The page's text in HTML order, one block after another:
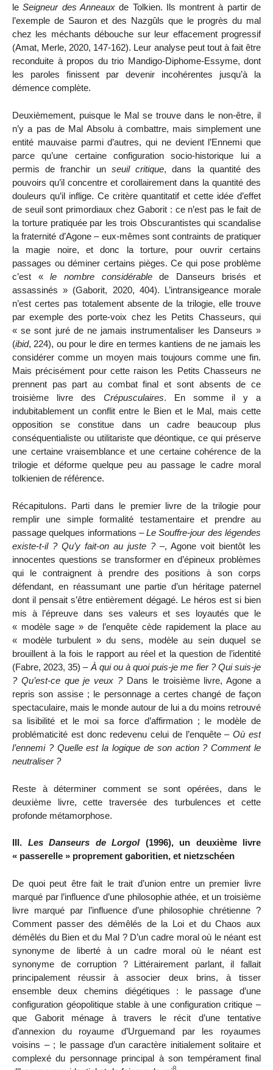
leSeigneur des Anneauxde Tolkien. Ils montrent à partir de
l’exemple de Sauron et des Nazgûls que le progrès du mal
chez les méchants débouche sur leur effacement progressif
(Amat, Merle, 2020, 147-162). Leur analyse peut tout à fait être
reconduite à propos du trio Mandigo-Diphome-Essyme, dont
les paroles finissent par devenir incohérentes jusqu’à la
démence complète.
Deuxièmement, puisque le Mal se trouve dans le non-être, il
n’y a pas de Mal Absolu à combattre, mais simplement une
entité mauvaise parmi d’autres, qui ne devient l’Ennemi que
parce qu’une certaine configuration socio-historique lui a
permis de franchir un seuil critique, dans la quantité des
pouvoirs qu’il concentre et corollairement dans la quantité des
douleurs qu’il inflige. Ce critère quantitatif et cette idée d’effet
de seuil sont primordiaux chez Gaborit : ce n’est pas le fait de
la torture pratiquée par les trois Obscurantistes qui scandalise
la fraternité d’Agone – eux-mêmes sont contraints de pratiquer
la magie noire, et donc la torture, pour ouvrir certains
passages ou déminer certains pièges. Ce qui pose problème
c’est «le nombre considérablede Danseurs brisés et
assassinés » (Gaborit, 2020, 404). L’intransigeance morale
n’est certes pas totalement absente de la trilogie, elle trouve
par exemple des porte-voix chez les Petits Chasseurs, qui
« se sont juré de ne jamais instrumentaliser les Danseurs »
(ibid, 224), ou pour le dire en termes kantiens de ne jamais les
considérer comme un moyen mais toujours comme une fin.
Mais précisément pour cette raison les Petits Chasseurs ne
prennent pas part au combat final et sont absents de ce
troisième livre des Crépusculaires. En somme il y a
indubitablement un conflit entre le Bien et le Mal, mais cette
opposition se constitue dans un cadre beaucoup plus
conséquentialiste ou utilitariste que déontique, ce qui préserve
une certaine vraisemblance et une certaine cohérence de la
trilogie et déforme quelque peu au passage le cadre moral
tolkienien de référence.
Récapitulons. Parti dans le premier livre de la trilogie pour
remplir une simple formalité testamentaire et prendre au
passage quelques informations –Le Souffre-jour des légendes
existe-t-il ? Qu’y fait-on au juste ?–, Agone voit bientôt les
innocentes questions se transformer en d’épineux problèmes
qui le contraignent à prendre des positions à son corps
défendant, en réassumant une partie d’un héritage paternel
dont il pensait s’être entièrement dégagé. Le héros est si bien
mis à l’épreuve dans ses valeurs et ses loyautés que le
« modèle sage » de l’enquête cède rapidement la place au
« modèle turbulent » du sens, modèle au sein duquel se
brouillent à la fois le rapport au réel et la question de l’identité
(Fabre, 2023, 35) – À qui ou à quoi puis-je me fier ? Qui suis-je
? Qu’est-ce que je veux ?Dans le troisième livre, Agone a
repris son assise ; le personnage a certes changé de façon
spectaculaire, mais le monde autour de lui a du moins retrouvé
sa lisibilité et le moi sa force d’affirmation ; le modèle de
problématicité est donc redevenu celui de l’enquête –Où est
l’ennemi ? Quelle est la logique de son action ? Comment le
neutraliser ?
Reste à déterminer comment se sont opérées, dans le
deuxième livre, cette traversée des turbulences et cette
profonde métamorphose.
III. Les Danseurs de Lorgol(1996), un deuxième livre
« passerelle » proprement gaboritien, et nietzschéen
De quoi peut être fait le trait d’union entre un premier livre
marqué par l’influence d’une philosophie athée, et un troisième
livre marqué par l’influence d’une philosophie chrétienne ?
Comment passer des démêlés de la Loi et du Chaos aux
démêlés du Bien et du Mal ? D’un cadre moral où le néant est
synonyme de liberté à un cadre moral où le néant est
synonyme de corruption ? Littérairement parlant, il fallait
principalement réussir à associer deux brins, à tisser
ensemble deux chemins diégétiques : le passage d’une
configuration géopolitique stable à une configuration critique –
que Gaborit ménage à travers le récit d’une tentative
d’annexion du royaume d’Urguemand par les royaumes
voisins – ; le passage d’un caractère initialement solitaire et
complexé du personnage principal à son tempérament final